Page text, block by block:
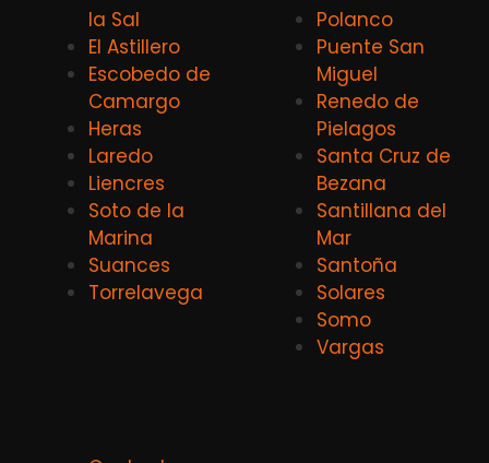
la Sal
El Astillero
Escobedo de
Camargo
Heras
Laredo
Liencres
Soto de la
Marina
Suances
Torrelavega
Polanco
Puente San
Miguel
Renedo de
Pielagos
Santa Cruz de
Bezana
Santillana del
Mar
Santoña
Solares
Somo
Vargas